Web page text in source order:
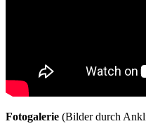
Fotogalerie (Bilder durch